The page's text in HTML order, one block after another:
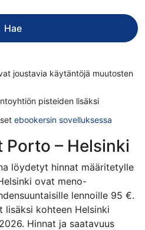
Hae
joustavia käytäntöjä muutosten
pisteiden lisäksi
ebookersin sovelluksessa
Porto – Helsinki
löydetyt hinnat määritetylle
ovat meno-
lennoille 95 €.
lisäksi kohteen Helsinki
Hinnat ja saatavuus